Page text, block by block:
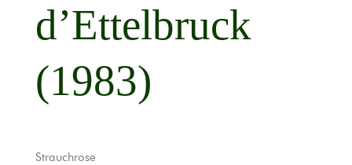
d’Ettelbruck
(1983)
Strauchrose